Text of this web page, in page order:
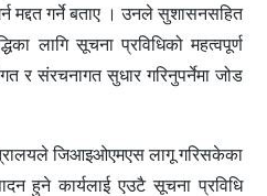
मद्दत गर्ने बताए । उनले सुशासनसहित
लागि सूचना प्रविधिको महत्वपूर्ण
र संरचनागत सुधार गरिनुपर्नेमा जोड
जिआइओएमएस लागू गरिसकेका
हुने कार्यलाई एउटै सूचना प्रविधि